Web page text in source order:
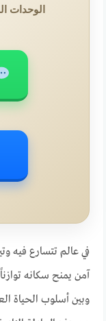
الوحدات
في عالم تتسارع فيه
آمن يمنح سكانه
وبين أسلوب الحياة